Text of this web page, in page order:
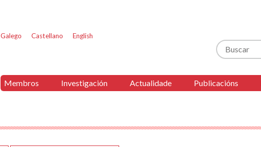
Galego Castellano English
Buscar
Membros Investigación Actualidade Publicacións